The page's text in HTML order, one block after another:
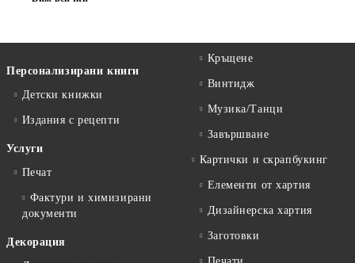
Персонализирани книги
Детски книжки
Издания с рецепти
Услуги
Печат
Фактури и химизирани
документи
Декорация
Кръщене
Винтидж
Музика/Танци
Завършване
Картички и скрапбукинг
Елементи от хартия
Дизайнерска хартия
Заготовки